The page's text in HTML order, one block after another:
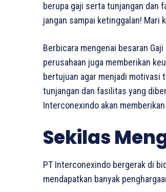
berupa gaji serta tunjangan dan
jangan sampai ketinggalan! Mari
Berbicara mengenai besaran
perusahaan juga memberikan
bertujuan agar menjadi motivasi
tunjangan dan fasilitas yang
Interconexindo akan
Sekilas
PT Interconexindo bergerak di
mendapatkan banyak